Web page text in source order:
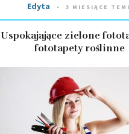
Edyta 3 MIESIĄCE
Uspokajające zielone
fototapety roślinne